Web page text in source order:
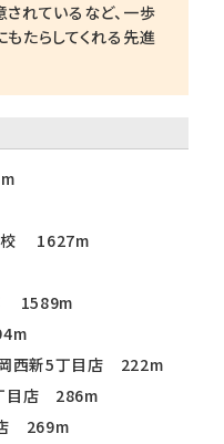
れているなど、一歩
たらしてくれる先進
校 1627m
1589m
岡西新5丁目店 222m
目店 286m
269m